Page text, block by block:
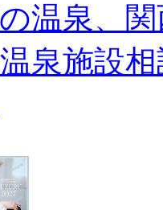
温泉、
泉施設